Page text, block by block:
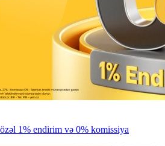
1% endirim və 0% komissiya